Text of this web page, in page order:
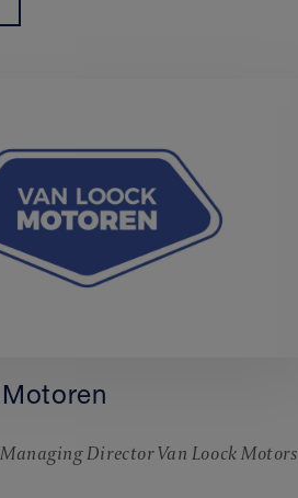
Managing Director Van Loock Motors